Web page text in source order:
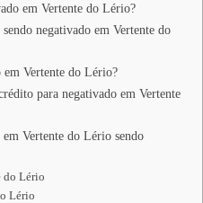
em Vertente do Lério?
negativado em Vertente do
em Vertente do Lério?
para negativado em Vertente
Vertente do Lério sendo
do Lério
Lério